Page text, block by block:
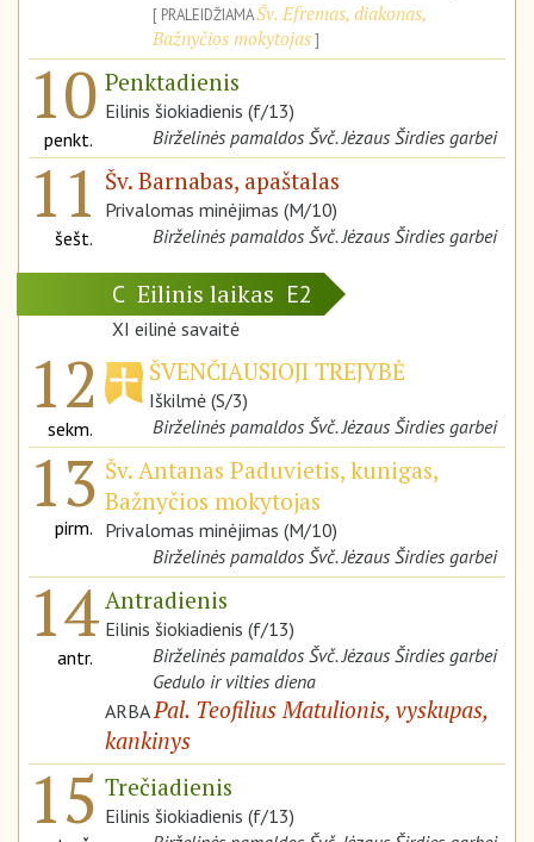
PRALEIDŽIAMAŠv. Efremas, diakonas,
Bažnyčios mokytojas
10
penkt.
Penktadienis
Eilinis šiokiadienis (f/13)
Birželinės pamaldos Švč. Jėzaus Širdies garbei
11
šešt.
Šv. Barnabas, apaštalas
Privalomas minėjimas (M/10)
Birželinės pamaldos Švč. Jėzaus Širdies garbei
C Eilinis laikas E2
XI eilinė savaitė
12
sekm.
ŠVENČIAUSIOJI TREJYBĖ
Iškilmė (S/3)
Birželinės pamaldos Švč. Jėzaus Širdies garbei
13
pirm.
Šv. Antanas Paduvietis, kunigas,
Bažnyčios mokytojas
Privalomas minėjimas (M/10)
Birželinės pamaldos Švč. Jėzaus Širdies garbei
14
antr.
Antradienis
Eilinis šiokiadienis (f/13)
Birželinės pamaldos Švč. Jėzaus Širdies garbei
Gedulo ir vilties diena
ARBAPal. Teofilius Matulionis, vyskupas,
kankinys
15 Trečiadienis
Eilinis šiokiadienis (f/13)